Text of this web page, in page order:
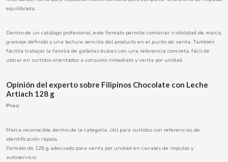
CACAOLAT
CAFÉ BONKA
CAMPOFRIO
equilibrada.
Dentro de un catálogo profesional, este formato permite combinar visibilidad de marca,
gramaje definido y una lectura sencilla del producto en el punto de venta. También
facilita trabajar la familia de galletas dulces con una referencia concreta, fácil de
ubicar en surtidos orientados a consumo inmediato y venta por unidad.
Opinión del experto sobre Filipinos Chocolate con Leche
Artiach 128 g
Pros:
Marca reconocible dentro de la categoría, útil para surtidos con referencias de
identificación rápida.
Formato de 128 g adecuado para venta por unidad en canales de impulso y
autoservicio.